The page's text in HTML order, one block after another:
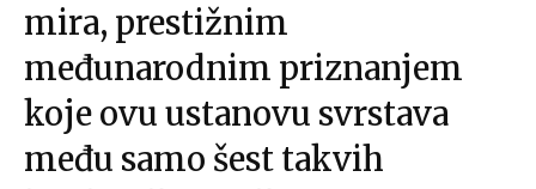
mira, prestižnim
međunarodnim priznanjem
koje ovu ustanovu svrstava
među samo šest takvih